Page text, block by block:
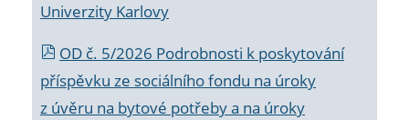
Univerzity Karlovy
OD č. 5/2026 Podrobnosti k poskytování
příspěvku ze sociálního fondu na úroky
z úvěru na bytové potřeby a na úroky